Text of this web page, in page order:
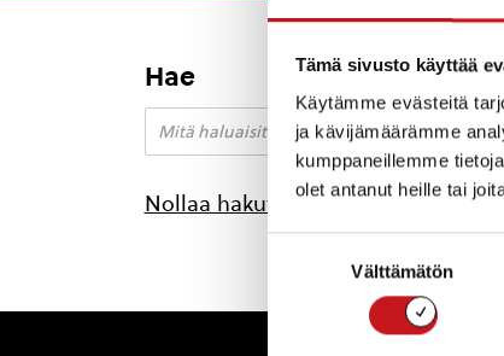
Tämä sivusto käyttää
Käytämme evästeitä
ja kävijämäärämme
kumppaneillemme
olet antanut heille tai
Välttämätön
Hae
Nollaa hakutulokset